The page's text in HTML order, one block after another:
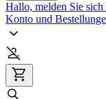
Hallo, melden Sie sich
Konto und